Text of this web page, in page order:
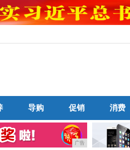
导购 促销 消费
广告